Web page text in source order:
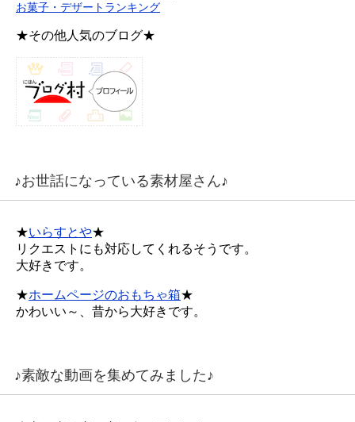
お菓子・デザートランキング
★その他人気のブログ★
♪お世話になっている素材屋さん♪
★いらすとや★
リクエストにも対応してくれるそうです。
大好きです。
★ホームページのおもちゃ箱★
かわいい～、昔から大好きです。
♪素敵な動画を集めてみました♪